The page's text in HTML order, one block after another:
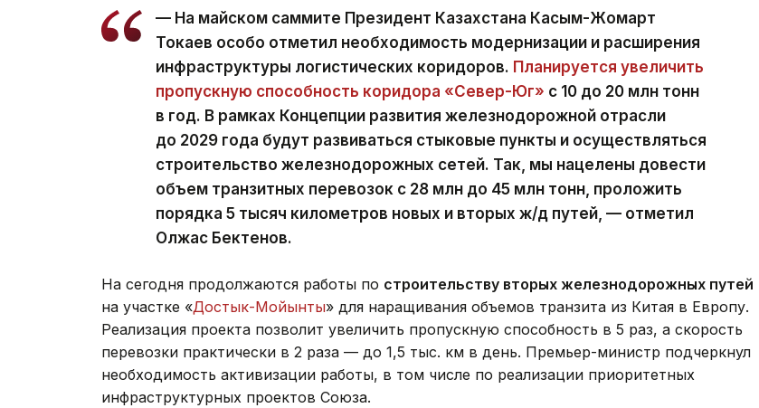
— На майском саммите Президент Казахстана Касым-Жомарт
Токаев особо отметил необходимость модернизации и расширения
инфраструктуры логистических коридоров. Планируется увеличить
пропускную способность коридора «Север-Юг» с 10 до 20 млн тонн
в год. В рамках Концепции развития железнодорожной отрасли
до 2029 года будут развиваться стыковые пункты и осуществляться
строительство железнодорожных сетей. Так, мы нацелены довести
объем транзитных перевозок с 28 млн до 45 млн тонн, проложить
порядка 5 тысяч километров новых и вторых ж/д путей, — отметил
Олжас Бектенов.
На сегодня продолжаются работы по строительству вторых железнодорожных путей
на участке «Достык-Мойынты» для наращивания объемов транзита из Китая в Европу.
Реализация проекта позволит увеличить пропускную способность в 5 раз, а скорость
перевозки практически в 2 раза — до 1,5 тыс. км в день. Премьер-министр подчеркнул
необходимость активизации работы, в том числе по реализации приоритетных
инфраструктурных проектов Союза.